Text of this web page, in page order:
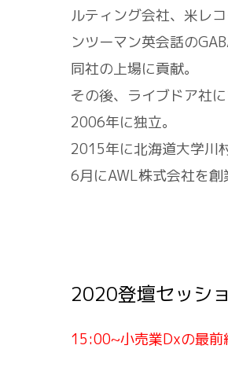
ルティング会社、⽶レ
ンツーマン英会話の
同社の上場に貢献。
その後、ライブドア社
2006年に独立。
2015年に北海道大学川
6月にAWL株式会社を創
2020登壇セッシ
15:00~小売業Dxの最前